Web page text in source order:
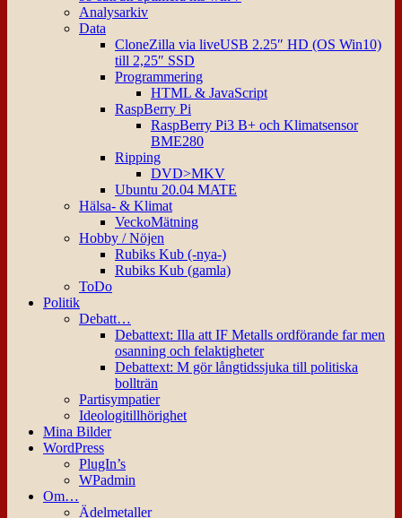
Analysarkiv
Data
CloneZilla via liveUSB 2.25″ HD (OS Win10)
till 2,25″ SSD
Programmering
HTML & JavaScript
RaspBerry Pi
RaspBerry Pi3 B+ och Klimatsensor
BME280
Ripping
DVD>MKV
Ubuntu 20.04 MATE
Hälsa- & Klimat
VeckoMätning
Hobby / Nöjen
Rubiks Kub (-nya-)
Rubiks Kub (gamla)
ToDo
Politik
Debatt…
Debattext: Illa att IF Metalls ordförande far men
osanning och felaktigheter
Debattext: M gör långtidssjuka till politiska
bollträn
Partisympatier
Ideologitillhörighet
Mina Bilder
WordPress
PlugIn’s
WPadmin
Om…
Ädelmetaller